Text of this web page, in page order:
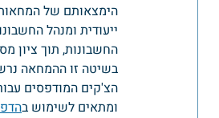
הימצאותם של
ייעודית ומנהל
החשבונות, תוך ציון
בשיטה זו ההמחאה
הצ'קים המודפסים
ומתאים לשימוש ב